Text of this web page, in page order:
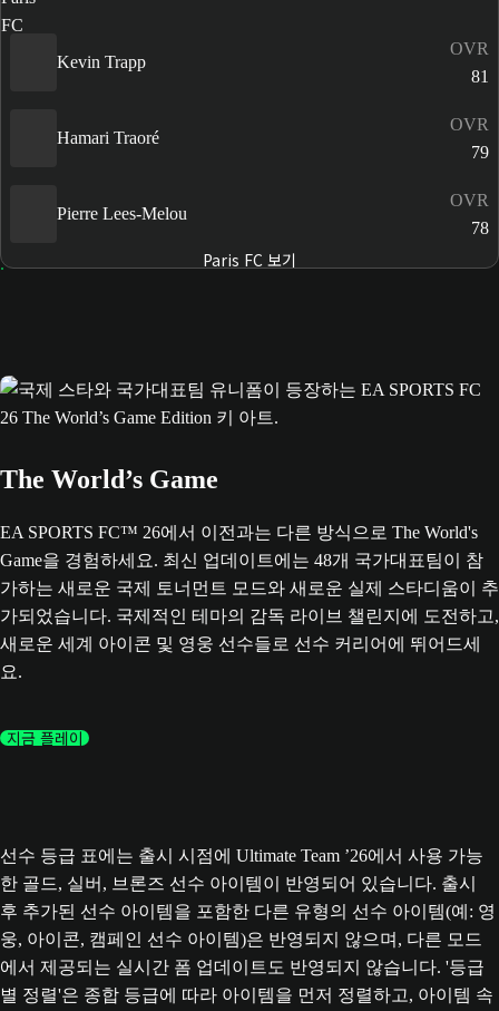
Kevin Trapp
OVR
81
Hamari Traoré
OVR
79
Pierre Lees-Melou
OVR
78
Paris FC 보기
The World’s Game
EA SPORTS FC™ 26에서 이전과는 다른 방식으로 The World's
Game을 경험하세요. 최신 업데이트에는 48개 국가대표팀이 참
가하는 새로운 국제 토너먼트 모드와 새로운 실제 스타디움이 추
가되었습니다. 국제적인 테마의 감독 라이브 챌린지에 도전하고,
새로운 세계 아이콘 및 영웅 선수들로 선수 커리어에 뛰어드세
요.
지금 플레이
선수 등급 표에는 출시 시점에 Ultimate Team ’26에서 사용 가능
한 골드, 실버, 브론즈 선수 아이템이 반영되어 있습니다. 출시
후 추가된 선수 아이템을 포함한 다른 유형의 선수 아이템(예: 영
웅, 아이콘, 캠페인 선수 아이템)은 반영되지 않으며, 다른 모드
에서 제공되는 실시간 폼 업데이트도 반영되지 않습니다. '등급
별 정렬'은 종합 등급에 따라 아이템을 먼저 정렬하고, 아이템 속